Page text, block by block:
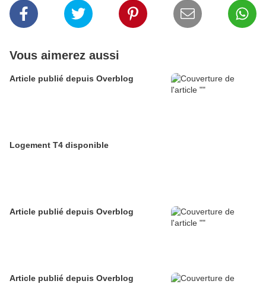
Vous aimerez aussi
Article publié depuis Overblog
Logement T4 disponible
Article publié depuis Overblog
Article publié depuis Overblog